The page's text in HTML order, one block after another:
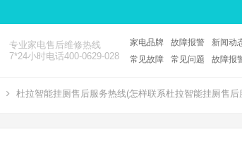
专业家电售后维修热线
7*24小时电话400-0629-028
家电品牌 故障报警 新闻动
常见故障
常见问题 故障报
杜拉智能挂厕售后服务热线(怎样联系杜拉智能挂厕售后